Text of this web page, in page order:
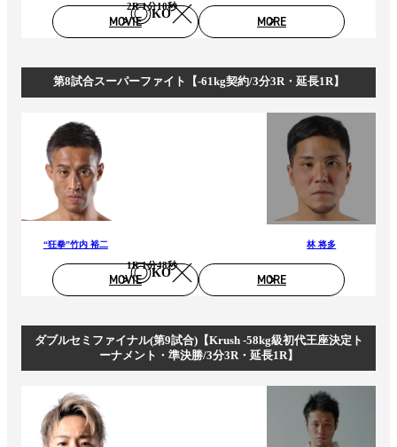
KO
2R 1分10秒
MOVIE MORE
第8試合スーパーファイト【-61kg契約/3分3R・延長1R】
“狂拳”竹内 裕二
KO
1R 1分48秒
林 将多
MOVIE MORE
ダブルセミファイナル(第9試合)【Krush -58kg級初代王座決定ト
ーナメント・準決勝/3分3R・延長1R】